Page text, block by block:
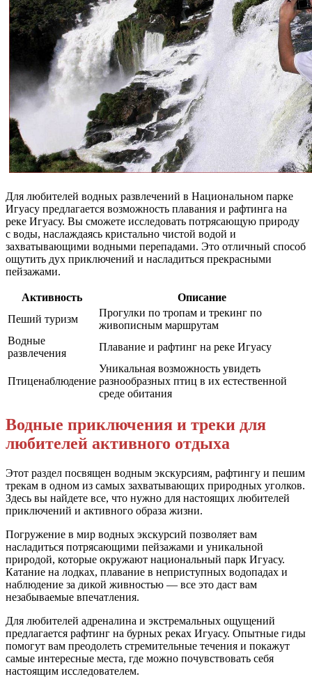
Для любителей водных развлечений в Национальном парке
Игуасу предлагается возможность плавания и рафтинга на
реке Игуасу. Вы сможете исследовать потрясающую природу
с воды, наслаждаясь кристально чистой водой и
захватывающими водными перепадами. Это отличный способ
ощутить дух приключений и насладиться прекрасными
пейзажами.
Активность
Описание
Пеший туризм
Прогулки по тропам и трекинг по
живописным маршрутам
Водные
развлечения
Плавание и рафтинг на реке Игуасу
Птиценаблюдение
Уникальная возможность увидеть
разнообразных птиц в их естественной
среде обитания
Водные приключения и треки для
любителей активного отдыха
Этот раздел посвящен водным экскурсиям, рафтингу и пешим
трекам в одном из самых захватывающих природных уголков.
Здесь вы найдете все, что нужно для настоящих любителей
приключений и активного образа жизни.
Погружение в мир водных экскурсий позволяет вам
насладиться потрясающими пейзажами и уникальной
природой, которые окружают национальный парк Игуасу.
Катание на лодках, плавание в неприступных водопадах и
наблюдение за дикой живностью — все это даст вам
незабываемые впечатления.
Для любителей адреналина и экстремальных ощущений
предлагается рафтинг на бурных реках Игуасу. Опытные гиды
помогут вам преодолеть стремительные течения и покажут
самые интересные места, где можно почувствовать себя
настоящим исследователем.